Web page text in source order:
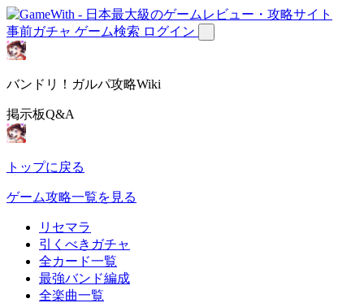
事前ガチャ ゲーム検索 ログイン
バンドリ！ガルパ攻略Wiki
掲示板Q&A
トップに戻る
ゲーム攻略一覧を見る
リセマラ
引くべきガチャ
全カード一覧
最強バンド編成
全楽曲一覧